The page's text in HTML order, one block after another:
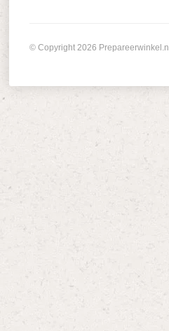
© Copyright 2026 Prepareerwinkel.nl